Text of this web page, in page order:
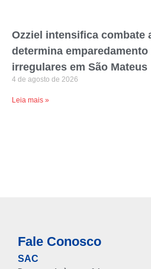
Ozziel intensifica combate
determina emparedamento
irregulares em São Mateus
4 de agosto de 2026
Leia mais »
Fale Conosco
SAC